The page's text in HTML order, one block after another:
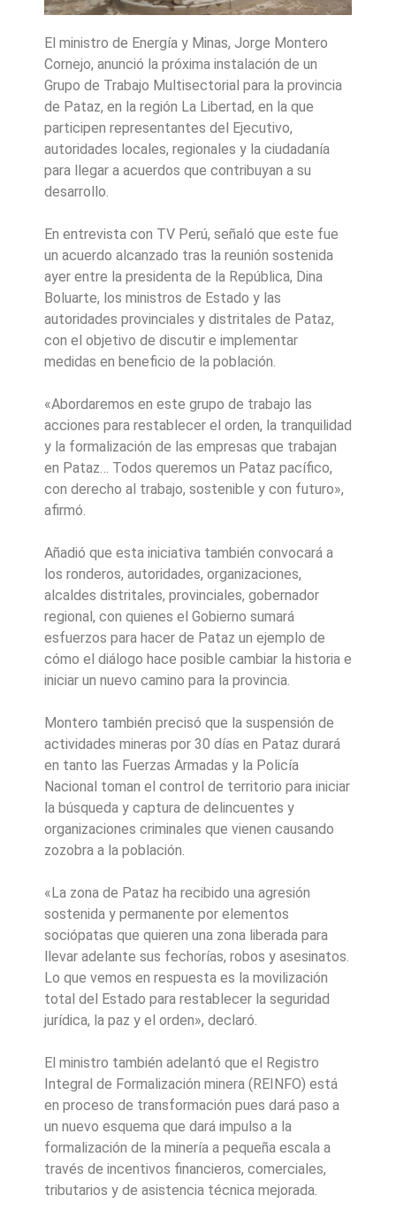
El ministro de Energía y Minas, Jorge Montero
Cornejo, anunció la próxima instalación de un
Grupo de Trabajo Multisectorial para la provincia
de Pataz, en la región La Libertad, en la que
participen representantes del Ejecutivo,
autoridades locales, regionales y la ciudadanía
para llegar a acuerdos que contribuyan a su
desarrollo.
En entrevista con TV Perú, señaló que este fue
un acuerdo alcanzado tras la reunión sostenida
ayer entre la presidenta de la República, Dina
Boluarte, los ministros de Estado y las
autoridades provinciales y distritales de Pataz,
con el objetivo de discutir e implementar
medidas en beneficio de la población.
«Abordaremos en este grupo de trabajo las
acciones para restablecer el orden, la tranquilidad
y la formalización de las empresas que trabajan
en Pataz… Todos queremos un Pataz pacífico,
con derecho al trabajo, sostenible y con futuro»,
afirmó.
Añadió que esta iniciativa también convocará a
los ronderos, autoridades, organizaciones,
alcaldes distritales, provinciales, gobernador
regional, con quienes el Gobierno sumará
esfuerzos para hacer de Pataz un ejemplo de
cómo el diálogo hace posible cambiar la historia e
iniciar un nuevo camino para la provincia.
Montero también precisó que la suspensión de
actividades mineras por 30 días en Pataz durará
en tanto las Fuerzas Armadas y la Policía
Nacional toman el control de territorio para iniciar
la búsqueda y captura de delincuentes y
organizaciones criminales que vienen causando
zozobra a la población.
«La zona de Pataz ha recibido una agresión
sostenida y permanente por elementos
sociópatas que quieren una zona liberada para
llevar adelante sus fechorías, robos y asesinatos.
Lo que vemos en respuesta es la movilización
total del Estado para restablecer la seguridad
jurídica, la paz y el orden», declaró.
El ministro también adelantó que el Registro
Integral de Formalización minera (REINFO) está
en proceso de transformación pues dará paso a
un nuevo esquema que dará impulso a la
formalización de la minería a pequeña escala a
través de incentivos financieros, comerciales,
tributarios y de asistencia técnica mejorada.